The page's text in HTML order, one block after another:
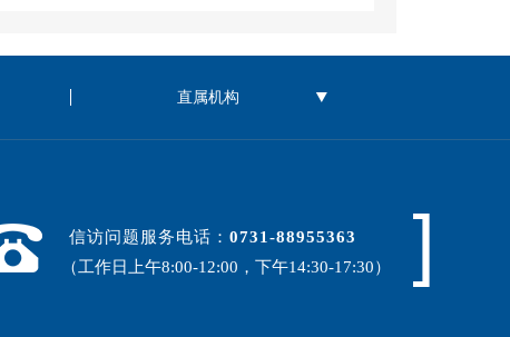
信访问题服务电话： 0731-88955363
（工作日上午8:00-12:00，下午14:30-17:30）